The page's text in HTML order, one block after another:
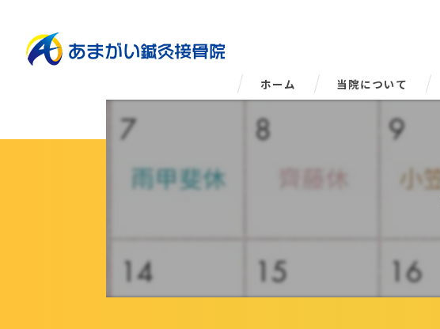
ホーム 当院について
姿勢矯正について